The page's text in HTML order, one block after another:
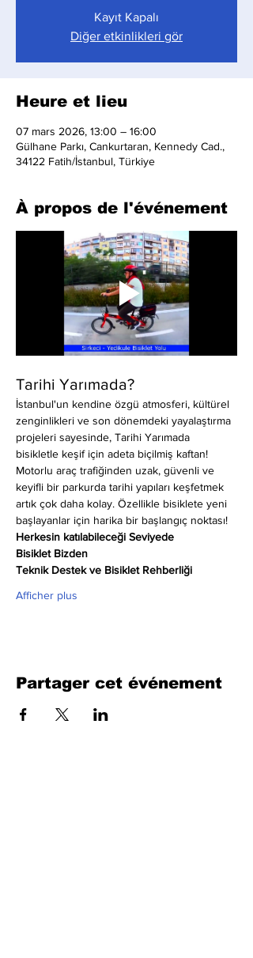
Kayıt Kapalı
Diğer etkinlikleri gör
Heure et lieu
07 mars 2026, 13:00 – 16:00
Gülhane Parkı, Cankurtaran, Kennedy Cad.,
34122 Fatih/İstanbul, Türkiye
À propos de l'événement
Tarihi Yarımada?
İstanbul'un kendine özgü atmosferi, kültürel
zenginlikleri ve son dönemdeki yayalaştırma
projeleri sayesinde, Tarihi Yarımada
bisikletle keşif için adeta biçilmiş kaftan!
Motorlu araç trafiğinden uzak, güvenli ve
keyifli bir parkurda tarihi yapıları keşfetmek
artık çok daha kolay. Özellikle bisiklete yeni
başlayanlar için harika bir başlangıç noktası!
Herkesin katılabileceği Seviyede
Bisiklet Bizden
Teknik Destek ve Bisiklet Rehberliği
Afficher plus
Partager cet événement